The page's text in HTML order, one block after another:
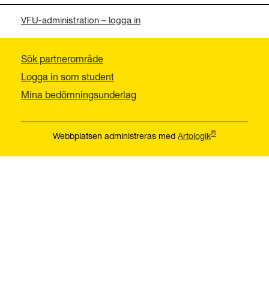
VFU-administration – logga in
Sök partnerområde
Logga in som student
Mina bedömningsunderlag
Webbplatsen administreras med Artologik®